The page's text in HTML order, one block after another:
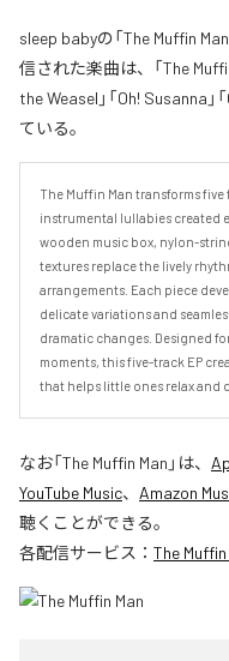
sleep babyの「The Muffin
信された楽曲は、「The
the Weasel」「Oh! Susanna
ている。
The Muffin Man transforms
instrumental lullabies created
wooden music box, nylon-
textures replace the lively
arrangements. Each piece
delicate variations and
dramatic changes. Designed
moments, this five-track EP
that helps little ones relax and
なお「The Muffin Man 」は、
YouTube Music、 Amazon
聴くことができる。
各配信サービス： The Muffin